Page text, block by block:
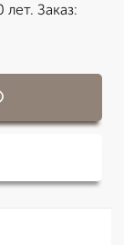
Заказ: